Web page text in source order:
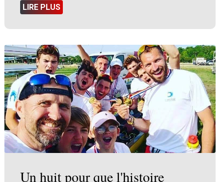
LIRE PLUS
Un huit pour que l'histoire